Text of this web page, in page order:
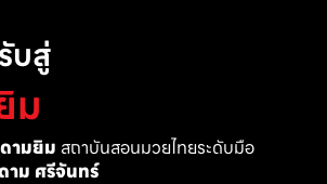
บสู่
ม
ามยิม สถาบันสอนมวยไทยระดับมือ
าม ศรีจันทร์